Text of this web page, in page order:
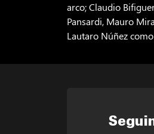
arco; Claudio
Pansardi, Mauro
Lautaro Núñez